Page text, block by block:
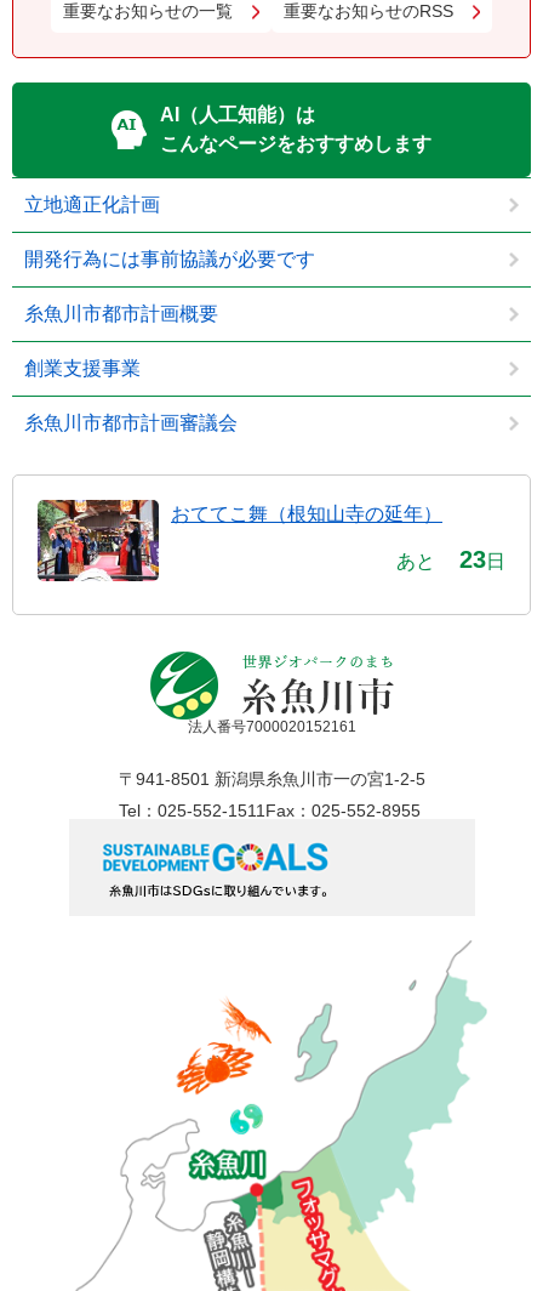
重要なお知らせの一覧 重要なお知らせのRSS
AI（人工知能）は
こんなページをおすすめします
立地適正化計画
開発行為には事前協議が必要です
糸魚川市都市計画概要
創業支援事業
糸魚川市都市計画審議会
おててこ舞（根知山寺の延年）
あと 23日
法人番号7000020152161
〒941-8501 新潟県糸魚川市一の宮1-2-5
Tel：025-552-1511 Fax：025-552-8955